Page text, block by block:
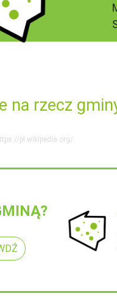
na rzecz
pl.wikipedia.org/